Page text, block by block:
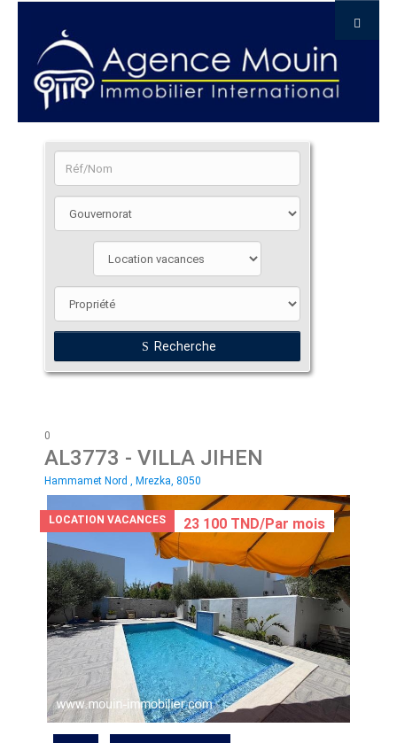
Recherche
0
AL3773 - VILLA JIHEN
Hammamet Nord , Mrezka, 8050
LOCATION VACANCES 23 100 TND/Par mois